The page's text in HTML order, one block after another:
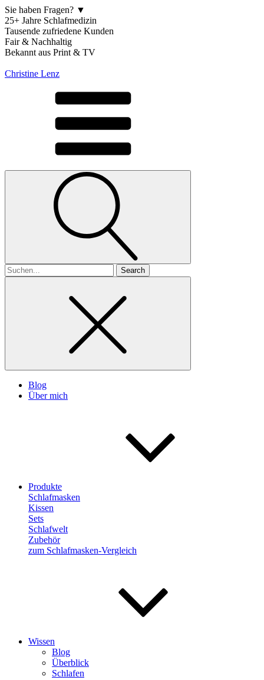
Sie haben Fragen? ▼
25+ Jahre Schlafmedizin
Tausende zufriedene Kunden
Fair & Nachhaltig
Bekannt aus Print & TV
Christine Lenz
Search
for
Blog
Über mich
Produkte
Schlafmasken
Kissen
Sets
Schlafwelt
Zubehör
zum Schlafmasken-Vergleich
Wissen
Blog
Überblick
Schlafen